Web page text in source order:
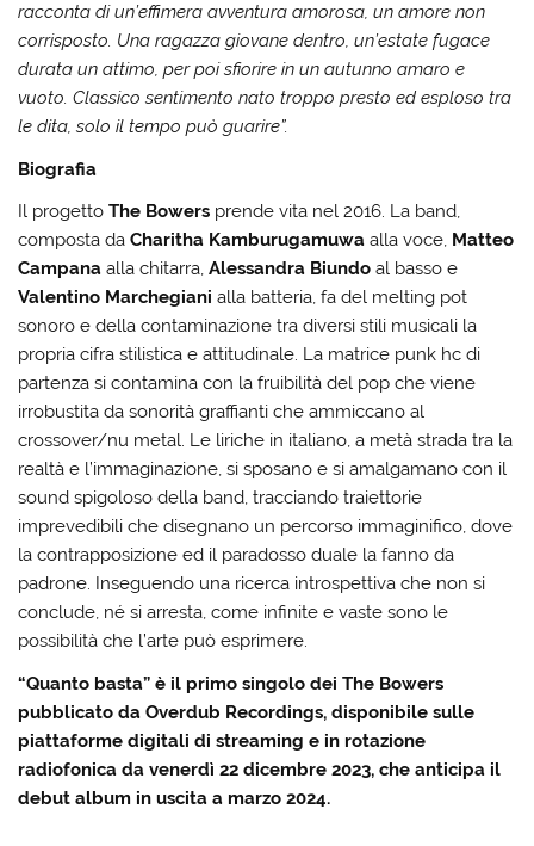
racconta di un’effimera avventura amorosa, un amore non
corrisposto. Una ragazza giovane dentro, un’estate fugace
durata un attimo, per poi sfiorire in un autunno amaro e
vuoto. Classico sentimento nato troppo presto ed esploso tra
le dita, solo il tempo può guarire”.
Biografia
Il progettoThe Bowers prende vita nel 2016. La band,
composta daCharitha Kamburugamuwa alla voce, Matteo
Campana alla chitarra,Alessandra Biundo al basso e
Valentino Marchegiani alla batteria, fa del melting pot
sonoro e della contaminazione tra diversi stili musicali la
propria cifra stilistica e attitudinale. La matrice punk hc di
partenza si contamina con la fruibilità del pop che viene
irrobustita da sonorità graffianti che ammiccano al
crossover/nu metal. Le liriche in italiano, a metà strada tra la
realtà e l’immaginazione, si sposano e si amalgamano con il
sound spigoloso della band, tracciando traiettorie
imprevedibili che disegnano un percorso immaginifico, dove
la contrapposizione ed il paradosso duale la fanno da
padrone. Inseguendo una ricerca introspettiva che non si
conclude, né si arresta, come infinite e vaste sono le
possibilità che l’arte può esprimere.
“Quanto basta” è il primo singolo dei The Bowers
pubblicato da Overdub Recordings, disponibile sulle
piattaforme digitali di streaming e in rotazione
radiofonica da venerdì 22 dicembre 2023, che anticipa il
debut album in uscita a marzo 2024.